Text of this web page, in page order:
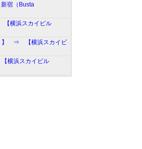
宿（Busta
横浜スカイビル
）】 ⇒ 【横浜スカイビ
横浜スカイビル